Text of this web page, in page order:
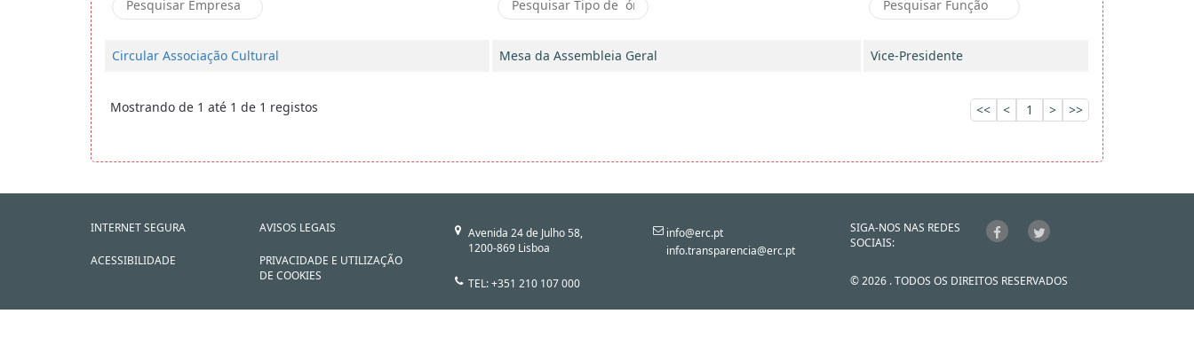
Circular Associação Cultural Mesa da Assembleia Geral Vice-Presidente
Mostrando de 1 até 1 de 1 registos << < 1 > >>
INTERNET SEGURA
ACESSIBILIDADE
AVISOS LEGAIS
PRIVACIDADE E UTILIZAÇÃO
DE COOKIES
Avenida 24 de Julho 58,
1200-869 Lisboa
TEL: +351 210 107 000
info@erc.pt
info.transparencia@erc.pt
SIGA-NOS NAS REDES
SOCIAIS:
© 2026 . TODOS OS DIREITOS RESERVADOS